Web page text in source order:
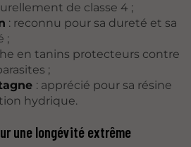
de classe 4 ;
: reconnu pour sa dureté et sa
;
en tanins protecteurs contre
;
: apprécié pour sa résine
hydrique.
une longévité extrême